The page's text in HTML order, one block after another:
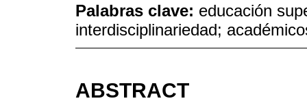
Palabras clave: educación
interdisciplinariedad;
ABSTRACT